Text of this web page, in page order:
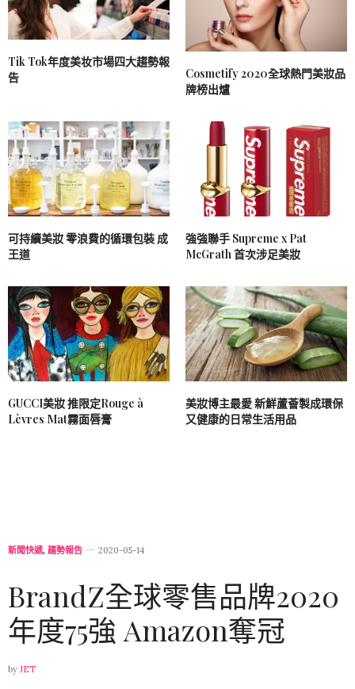
Tik Tok年度美妆市場四大趨勢報
告
Cosmetify 2020全球熱門美妝品
牌榜出爐
可持續美妝 零浪費的循環包裝 成
王道
強強聯手 Supreme x Pat
McGrath 首次涉足美妝
GUCCI美妝 推限定Rouge à
Lèvres Mat霧面唇膏
美妝博主最愛 新鮮蘆薈製成環保
又健康的日常生活用品
新聞快遞, 趨勢報告 2020-05-14
BrandZ全球零售品牌2020
年度75強 Amazon奪冠
by JET